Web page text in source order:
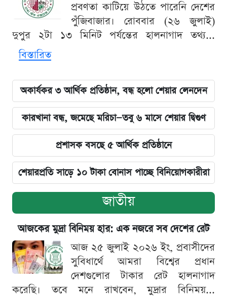
প্রবণতা কাটিয়ে উঠতে পারেনি দেশের
পুঁজিবাজার। রোববার (২৬ জুলাই)
দুপুর ২টা ১৩ মিনিট পর্যন্তের হালনাগাদ তথ্য...
বিস্তারিত
অকার্যকর ৩ আর্থিক প্রতিষ্ঠান, বন্ধ হলো শেয়ার লেনদেন
কারখানা বন্ধ, জমেছে মরিচা—তবু ৬ মাসে শেয়ার দ্বিগুণ
প্রশাসক বসছে ৫ আর্থিক প্রতিষ্ঠানে
শেয়ারপ্রতি সাড়ে ১০ টাকা বোনাস পাচ্ছে বিনিয়োগকারীরা
জাতীয়
আজকের মুদ্রা বিনিময় হার: এক নজরে সব দেশের রেট
আজ ২৫ জুলাই ২০২৬ ইং, প্রবাসীদের
সুবিধার্থে আমরা বিশ্বের প্রধান
দেশগুলোর টাকার রেট হালনাগাদ
করেছি। তবে মনে রাখবেন, মুদ্রার বিনিময়...